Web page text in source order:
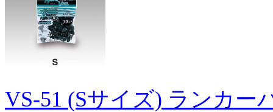
VS-51 (Sサイズ) ランカー